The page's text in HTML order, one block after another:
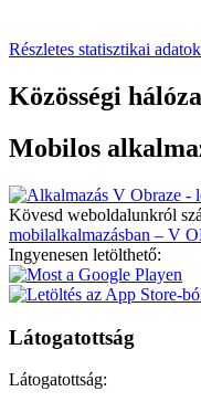
Részletes statisztikai
Közösségi
Mobilos
Kövesd weboldalunkról
mobilalkalmazásban – V
Ingyenesen letölthető:
Látogatottság
Látogatottság: